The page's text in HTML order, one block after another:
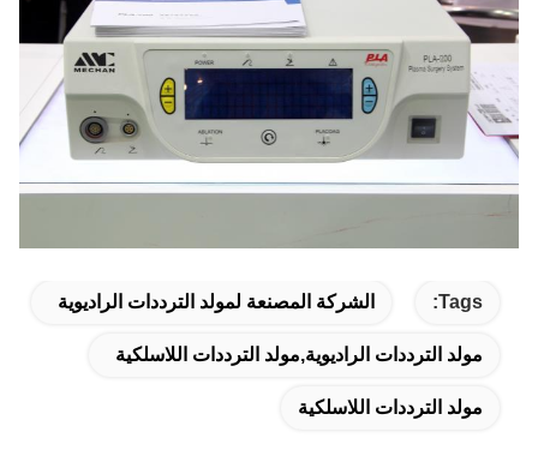
Tags: الشركة المصنعة لمولد الترددات الراديوية
مولد الترددات الراديوية,مولد الترددات اللاسلكية
مولد الترددات اللاسلكية